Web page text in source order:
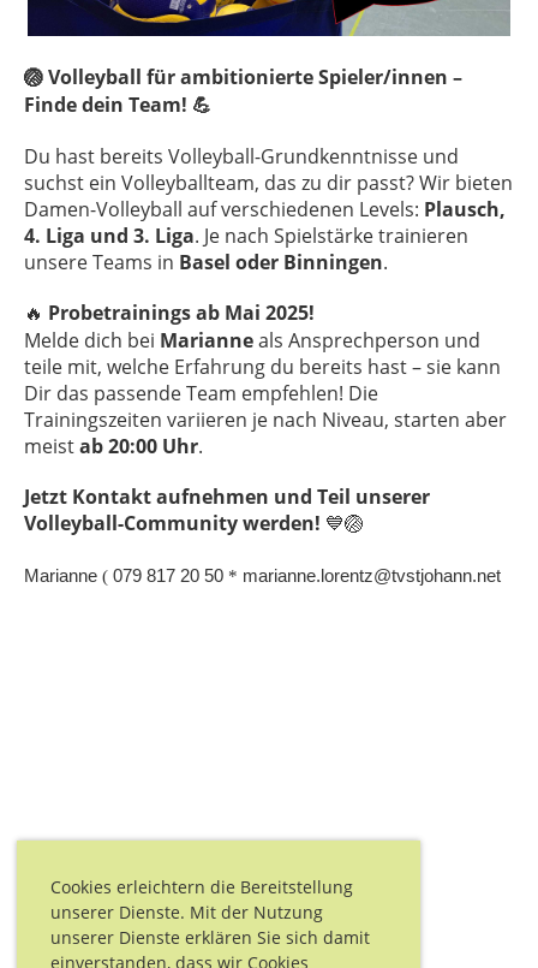
Cookies erleichtern die Bereitstellung
unserer Dienste. Mit der Nutzung
unserer Dienste erklären Sie sich damit
einverstanden, dass wir Cookies
🏐 Volleyball für ambitionierte Spieler/innen –
Finde dein Team! 💪
Du hast bereits Volleyball-Grundkenntnisse und
suchst ein Volleyballteam, das zu dir passt? Wir bieten
Damen-Volleyball auf verschiedenen Levels: Plausch,
4. Liga und 3. Liga. Je nach Spielstärke trainieren
unsere Teams in Basel oder Binningen.
🔥 Probetrainings ab Mai 2025!
Melde dich bei Marianneals Ansprechperson und
teile mit, welche Erfahrung du bereits hast – sie kann
Dir das passende Team empfehlen! Die
Trainingszeiten variieren je nach Niveau, starten aber
meistab 20:00 Uhr.
Jetzt Kontakt aufnehmen und Teil unserer
Volleyball-Community werden! 💙🏐
Marianne ( 079 817 20 50 * marianne.lorentz@tvstjohann.net